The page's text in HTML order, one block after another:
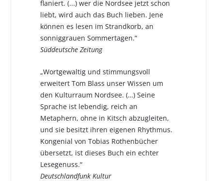
flaniert. (...) wer die Nordsee jetzt schon
liebt, wird auch das Buch lieben. Jene
können es lesen im Strandkorb, an
sonniggrauen Sommertagen.“
Süddeutsche Zeitung
„Wortgewaltig und stimmungsvoll
erweitert Tom Blass unser Wissen um
den Kulturraum Nordsee. (…) Seine
Sprache ist lebendig, reich an
Metaphern, ohne in Kitsch abzugleiten,
und sie besitzt ihren eigenen Rhythmus.
Kongenial von Tobias Rothenbücher
übersetzt, ist dieses Buch ein echter
Lesegenuss.“
Deutschlandfunk Kultur